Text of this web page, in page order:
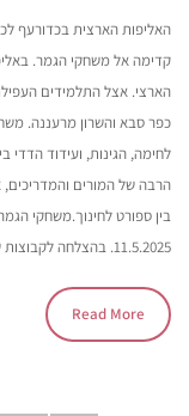
האליפות הארצית בכדורעף
קדימה אל משחקי הגמר.
הארצי. אצל התלמידים
כפר סבא והשרון מרעננה.
לחימה, הגינות, ועידוד
הרבה של המורים
בין ספורט לחינוך.משחקי
11.5.2025. בהצלחה לקבוצות שעלו לגמר!
Read More